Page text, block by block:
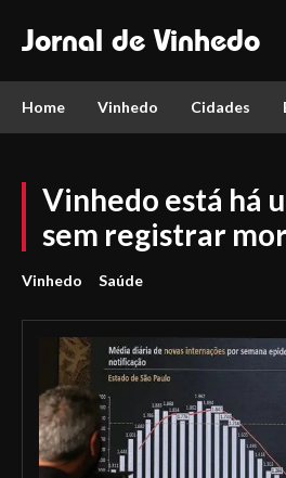
Jornal de Vinhedo
Home Vinhedo Cidades
Vinhedo está há
sem registrar
Vinhedo Saúde